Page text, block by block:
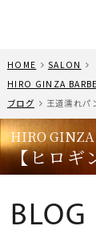
HOME
SALON
HIRO GINZA
ブログ
王道濡れパ
HIRO GINZA
【ヒロギ
BLOG